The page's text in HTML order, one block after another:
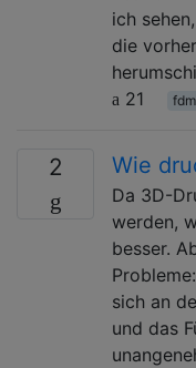
ich
die
21
fdm
2 Wie
Da 3D-
werden,
besser.
sich an
und das